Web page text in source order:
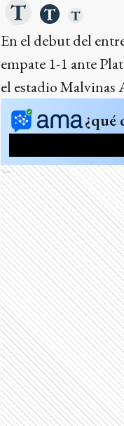
En el debut del
empate 1-1 ante
el estadio Malvinas
¿qué
Ads